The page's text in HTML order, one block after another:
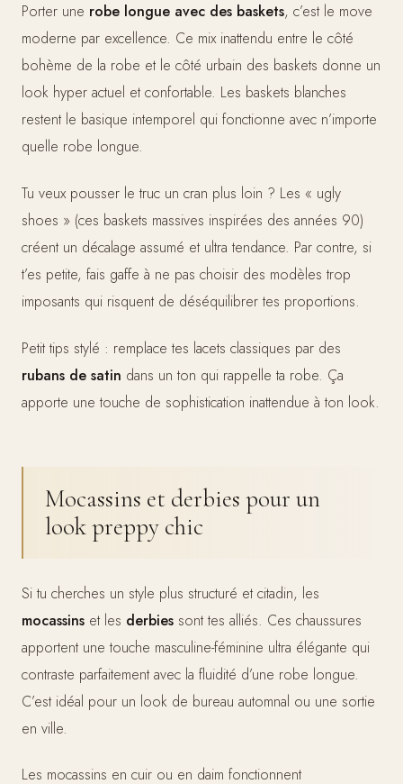
Porter une robe longue avec des baskets, c’est le move
moderne par excellence. Ce mix inattendu entre le côté
bohème de la robe et le côté urbain des baskets donne un
look hyper actuel et confortable. Les baskets blanches
restent le basique intemporel qui fonctionne avec n’importe
quelle robe longue.
Tu veux pousser le truc un cran plus loin ? Les « ugly
shoes » (ces baskets massives inspirées des années 90)
créent un décalage assumé et ultra tendance. Par contre, si
t’es petite, fais gaffe à ne pas choisir des modèles trop
imposants qui risquent de déséquilibrer tes proportions.
Petit tips stylé : remplace tes lacets classiques par des
rubans de satin dans un ton qui rappelle ta robe. Ça
apporte une touche de sophistication inattendue à ton look.
Mocassins et derbies pour un
look preppy chic
Si tu cherches un style plus structuré et citadin, les
mocassins et les derbies sont tes alliés. Ces chaussures
apportent une touche masculine-féminine ultra élégante qui
contraste parfaitement avec la fluidité d’une robe longue.
C’est idéal pour un look de bureau automnal ou une sortie
en ville.
Les mocassins en cuir ou en daim fonctionnent